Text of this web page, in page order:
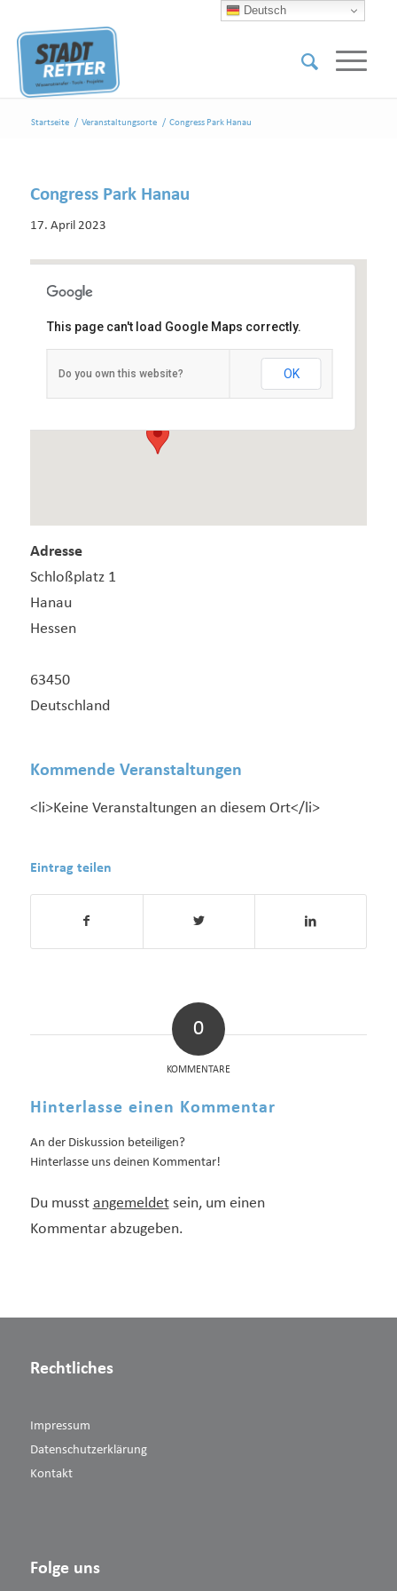
Startseite / Veranstaltungsorte / Congress Park Hanau
Congress Park Hanau
17. April 2023
Congress Park Hanau
Schloßplatz 1 - Hanau
This page can't load Google Maps correctly.
Do you own this website? OK
Adresse
Schloßplatz 1
Hanau
Hessen
63450
Deutschland
Kommende Veranstaltungen
<li>Keine Veranstaltungen an diesem Ort</li>
Eintrag teilen
0
KOMMENTARE
Hinterlasse einen Kommentar
An der Diskussion beteiligen?
Hinterlasse uns deinen Kommentar!
Du musst angemeldetsein, um einen
Kommentar abzugeben.
Rechtliches
Impressum
Datenschutzerklärung
Kontakt
Folge uns
Deutsch